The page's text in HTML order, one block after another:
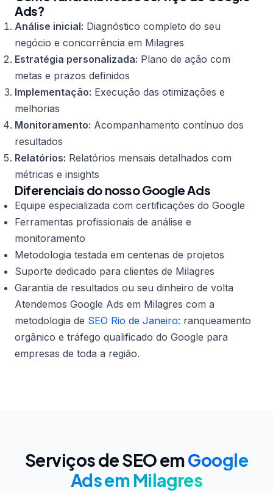
Ads?
Análise inicial: Diagnóstico completo do seu
negócio e concorrência em Milagres
Estratégia personalizada: Plano de ação com
metas e prazos definidos
Implementação: Execução das otimizações e
melhorias
Monitoramento: Acompanhamento contínuo dos
resultados
Relatórios: Relatórios mensais detalhados com
métricas e insights
Diferenciais do nosso Google Ads
Equipe especializada com certificações do Google
Ferramentas profissionais de análise e
monitoramento
Metodologia testada em centenas de projetos
Suporte dedicado para clientes de Milagres
Garantia de resultados ou seu dinheiro de volta
Atendemos Google Ads em Milagres com a
metodologia de SEO Rio de Janeiro: ranqueamento
orgânico e tráfego qualificado do Google para
empresas de toda a região.
Serviços de SEO emGoogle
Ads em Milagres